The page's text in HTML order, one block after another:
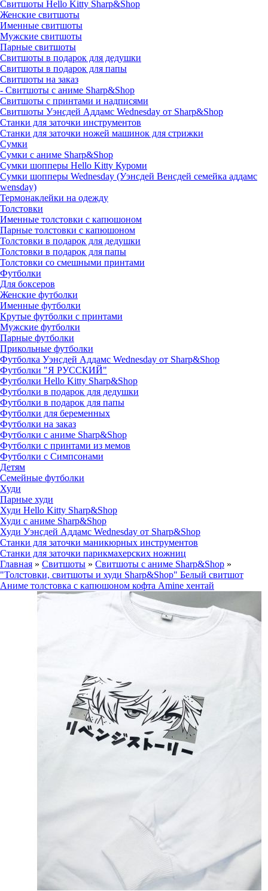
Cвитшоты Hello Kitty Sharp&Shop
Женские свитшоты
Именные свитшоты
Мужские свитшоты
Парные свитшоты
Свитшоты в подарок для дедушки
Свитшоты в подарок для папы
Свитшоты на заказ
- Свитшоты с аниме Sharp&Shop
Свитшоты с принтами и надписями
Свитшоты Уэнсдей Аддамс Wednesday от Sharp&Shop
Станки для заточки инструментов
Станки для заточки ножей машинок для стрижки
Сумки
Сумки с аниме Sharp&Shop
Сумки шопперы Hello Kitty Куроми
Сумки шопперы Wednesday (Уэнсдей Венсдей семейка аддамс
wensday)
Термонаклейки на одежду
Толстовки
Именные толстовки с капюшоном
Парные толстовки с капюшоном
Толстовки в подарок для дедушки
Толстовки в подарок для папы
Толстовки со смешными принтами
Футболки
Для боксеров
Женские футболки
Именные футболки
Крутые футболки с принтами
Мужские футболки
Парные футболки
Прикольные футболки
Футболка Уэнсдей Аддамс Wednesday от Sharp&Shop
Футболки "Я РУССКИЙ"
Футболки Hello Kitty Sharp&Shop
Футболки в подарок для дедушки
Футболки в подарок для папы
Футболки для беременных
Футболки на заказ
Футболки с аниме Sharp&Shop
Футболки с принтами из мемов
Футболки с Симпсонами
Детям
Семейные футболки
Худи
Парные худи
Худи Hello Kitty Sharp&Shop
Худи с аниме Sharp&Shop
Худи Уэнсдей Аддамс Wednesday от Sharp&Shop
Станки для заточки маникюрных инструментов
Станки для заточки парикмахерских ножниц
Главная » Свитшоты » Свитшоты с аниме Sharp&Shop »
"Толстовки, свитшоты и худи Sharp&Shop" Белый свитшот
Аниме толстовка с капюшоном кофта Amine хентай